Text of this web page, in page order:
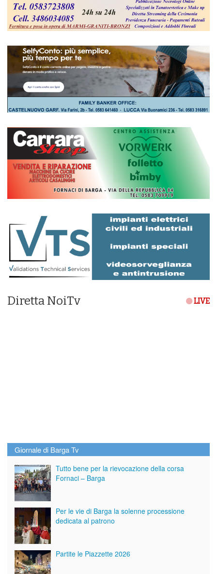
Diretta NoiTv LIVE
Giornale di Barga Tv
Tutto bene per la rievocazione della corsa
Fornaci – Barga
Per le vie di Barga la solenne processione
dedicata al patrono
Partite le Piazzette 2026